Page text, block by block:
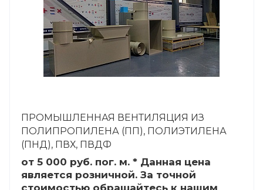
ПРОМЫШЛЕННАЯ ВЕНТИЛЯЦИЯ ИЗ
ПОЛИПРОПИЛЕНА (ПП), ПОЛИЭТИЛЕНА
(ПНД), ПВХ, ПВДФ
от 5 000 руб. пог. м. * Данная цена
является розничной. За точной
стоимостью обращайтесь к нашим